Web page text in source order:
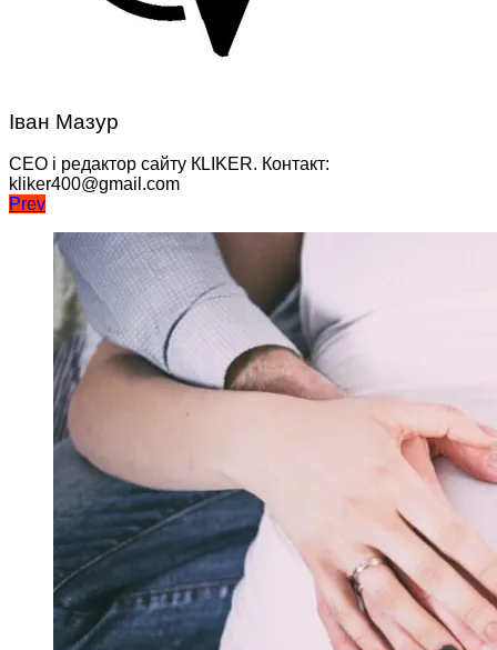
Іван Мазур
CEO і редактор сайту КLIKER. Контакт:
kliker400@gmail.com
Навігація
записів
Prev